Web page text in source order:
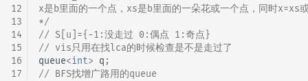
12
13
14
15
16
17
x是b里面的一个点，xs是b里面的一朵花或一个点，同时x=xs
*/
// S[u]={-1:没走过 0:偶点 1:奇点}
// vis只用在找lca的时候检查是不是走过了
queue<int> q ;
// BFS找增广路用的queue